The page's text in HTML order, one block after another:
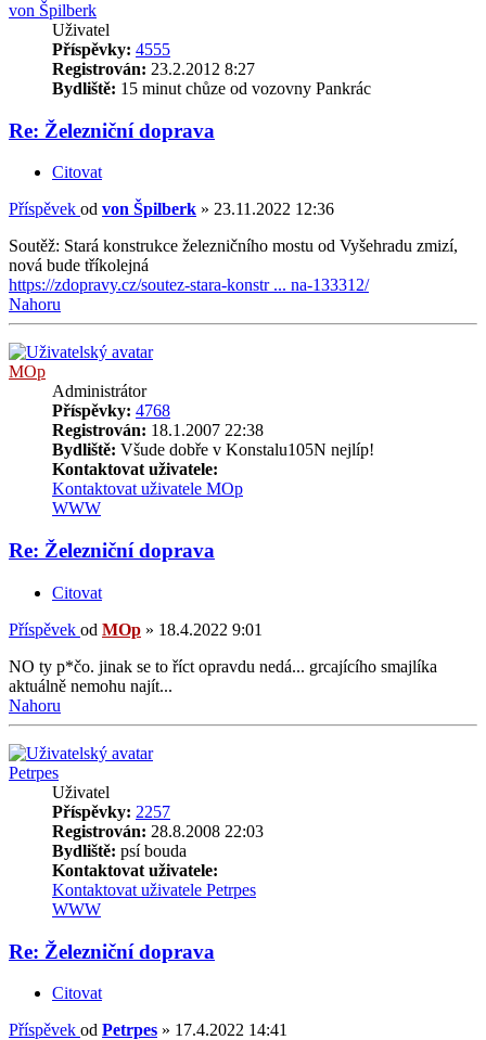
von Špilberk
Uživatel
Příspěvky: 4555
Registrován: 23.2.2012 8:27
Bydliště: 15 minut chůze od vozovny Pankrác
Re: Železniční doprava
Citovat
Příspěvek od von Špilberk » 23.11.2022 12:36
Soutěž: Stará konstrukce železničního mostu od Vyšehradu zmizí,
nová bude tříkolejná
https://zdopravy.cz/soutez-stara-konstr ... na-133312/
Nahoru
MOp
Administrátor
Příspěvky: 4768
Registrován: 18.1.2007 22:38
Bydliště: Všude dobře v Konstalu105N nejlíp!
Kontaktovat uživatele:
Kontaktovat uživatele MOp
WWW
Re: Železniční doprava
Citovat
Příspěvek od MOp » 18.4.2022 9:01
NO ty p*čo. jinak se to říct opravdu nedá... grcajícího smajlíka
aktuálně nemohu najít...
Nahoru
Petrpes
Uživatel
Příspěvky: 2257
Registrován: 28.8.2008 22:03
Bydliště: psí bouda
Kontaktovat uživatele:
Kontaktovat uživatele Petrpes
WWW
Re: Železniční doprava
Citovat
Příspěvek od Petrpes » 17.4.2022 14:41